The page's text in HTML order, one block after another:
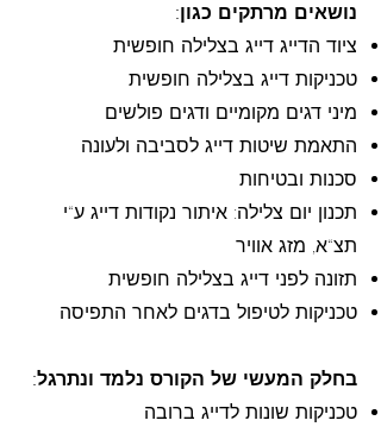
נושאים מרתקים כגון:
ציוד הדייג דייג בצלילה חופשית
טכניקות דייג בצלילה חופשית
מיני דגים מקומיים ודגים פולשים
התאמת שיטות דייג לסביבה ולעונה
סכנות ובטיחות
תכנון יום צלילה: איתור נקודות דייג ע“י
תצ“א, מזג אוויר
תזונה לפני דייג בצלילה חופשית
טכניקות לטיפול בדגים לאחר התפיסה
בחלק המעשי של הקורס נלמד ונתרגל:
טכניקות שונות לדייג ברובה